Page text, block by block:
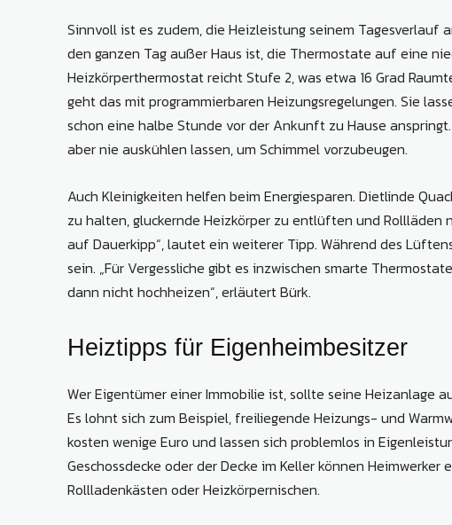
Sinnvoll ist es zudem, die Heizleistung seinem Tagesverlauf
den ganzen Tag außer Haus ist, die Thermostate auf eine
Heizkörperthermostat reicht Stufe 2, was etwa 16 Grad
geht das mit programmierbaren Heizungsregelungen. Sie
schon eine halbe Stunde vor der Ankunft zu Hause
aber nie auskühlen lassen, um Schimmel vorzubeugen.
Auch Kleinigkeiten helfen beim Energiesparen. Dietlinde
zu halten, gluckernde Heizkörper zu entlüften und
auf Dauerkipp“, lautet ein weiterer Tipp. Während des
sein. „Für Vergessliche gibt es inzwischen smarte
dann nicht hochheizen“, erläutert Bürk.
Heiztipps für Eigenheimbesitzer
Wer Eigentümer einer Immobilie ist, sollte seine Heizanlage
Es lohnt sich zum Beispiel, freiliegende Heizungs- und
kosten wenige Euro und lassen sich problemlos in
Geschossdecke oder der Decke im Keller können
Rollladenkästen oder Heizkörpernischen.